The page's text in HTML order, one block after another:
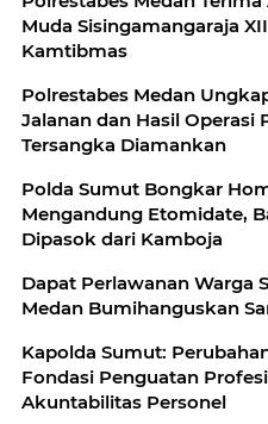
Muda Sisingamangaraja
Kamtibmas
Polrestabes Medan
Jalanan dan Hasil Operasi
Tersangka Diamankan
Polda Sumut Bongkar
Mengandung Etomidate,
Dipasok dari Kamboja
Dapat Perlawanan Warga
Medan Bumihanguskan
Kapolda Sumut:
Fondasi Penguatan
Akuntabilitas Personel